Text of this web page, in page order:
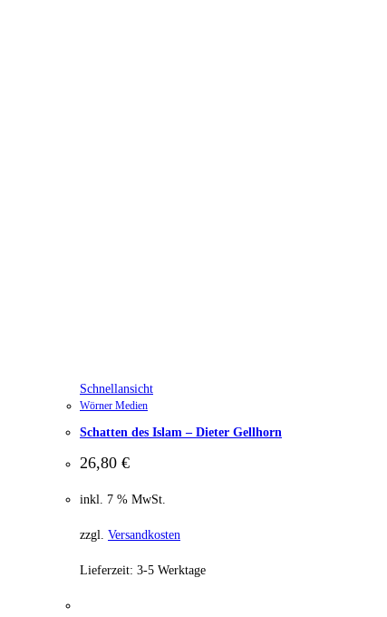
Schnellansicht
Wörner Medien
Schatten des Islam – Dieter Gellhorn
26,80 €
inkl. 7 % MwSt.
zzgl. Versandkosten
Lieferzeit: 3-5 Werktage